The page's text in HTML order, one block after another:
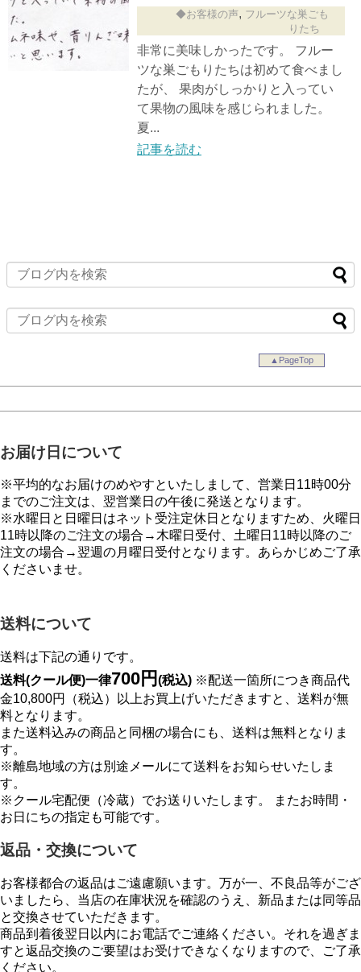
◆お客様の声, フルーツな巣ごも
りたち
非常に美味しかったです。 フルー
ツな巣ごもりたちは初めて食べまし
たが、 果肉がしっかりと入ってい
て果物の風味を感じられました。
夏...
記事を読む
▲PageTop
お届け日について
※平均的なお届けのめやすといたしまして、営業日11時00分
までのご注文は、翌営業日の午後に発送となります。
※水曜日と日曜日はネット受注定休日となりますため、火曜日
11時以降のご注文の場合→木曜日受付、土曜日11時以降のご
注文の場合→翌週の月曜日受付となります。あらかじめご了承
くださいませ。
送料について
送料は下記の通りです。
送料(クール便)一律700円 (税込) ※配送一箇所につき商品代
金10,800円（税込）以上お買上げいただきますと、送料が無
料となります。
また送料込みの商品と同梱の場合にも、送料は無料となりま
す。
※離島地域の方は別途メールにて送料をお知らせいたしま
す。
※クール宅配便（冷蔵）でお送りいたします。 またお時間・
お日にちの指定も可能です。
返品・交換について
お客様都合の返品はご遠慮願います。万が一、不良品等がござ
いましたら、当店の在庫状況を確認のうえ、新品または同等品
と交換させていただきます。
商品到着後翌日以内にお電話でご連絡ください。それを過ぎま
すと返品交換のご要望はお受けできなくなりますので、ご了承
ください。